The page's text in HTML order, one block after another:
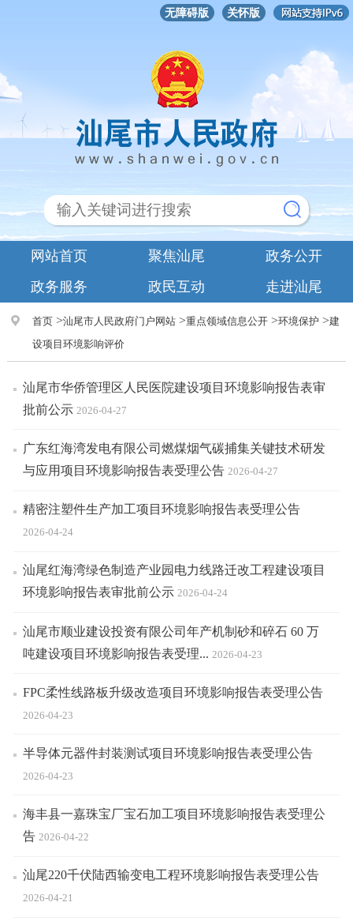
无障碍版 关怀版
网站首页 聚焦汕尾
政务公开
政务服务
政民互动 走进汕尾
首页>汕尾市人民政府门户网站>重点领域信息公开>环境保护 >建
设项目环境影响评价
汕尾市华侨管理区人民医院建设项目环境影响报告表审
批前公示 2026-04-27
广东红海湾发电有限公司燃煤烟气碳捕集关键技术研发
与应用项目环境影响报告表受理公告 2026-04-27
精密注塑件生产加工项目环境影响报告表受理公告
2026-04-24
汕尾红海湾绿色制造产业园电力线路迁改工程建设项目
环境影响报告表审批前公示 2026-04-24
汕尾市顺业建设投资有限公司年产机制砂和碎石 60 万
吨建设项目环境影响报告表受理... 2026-04-23
FPC柔性线路板升级改造项目环境影响报告表受理公告
2026-04-23
半导体元器件封装测试项目环境影响报告表受理公告
2026-04-23
海丰县一嘉珠宝厂宝石加工项目环境影响报告表受理公
告 2026-04-22
汕尾220千伏陆西输变电工程环境影响报告表受理公告
2026-04-21